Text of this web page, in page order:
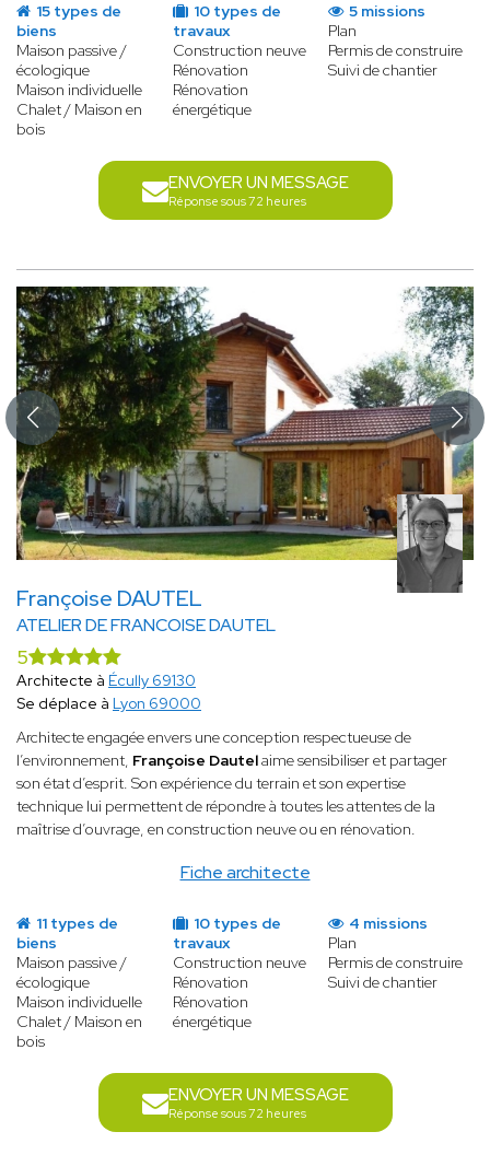
15 types de
biens
Maison passive /
écologique
Maison individuelle
Chalet / Maison en
bois
10 types de
travaux
Construction neuve
Rénovation
Rénovation
énergétique
5 missions
Plan
Permis de construire
Suivi de chantier
ENVOYER UN MESSAGE
Réponse sous 72 heures
Françoise DAUTEL
ATELIER DE FRANCOISE DAUTEL
Fiche architecte
5
Architecte à Écully 69130
Se déplace à Lyon 69000
Architecte engagée envers une conception respectueuse de
l’environnement, Françoise Dautelaime sensibiliser et partager
son état d’esprit. Son expérience du terrain et son expertise
technique lui permettent de répondre à toutes les attentes de la
maîtrise d’ouvrage, en construction neuve ou en rénovation.
11 types de
biens
Maison passive /
écologique
Maison individuelle
Chalet / Maison en
bois
10 types de
travaux
Construction neuve
Rénovation
Rénovation
énergétique
4 missions
Plan
Permis de construire
Suivi de chantier
ENVOYER UN MESSAGE
Réponse sous 72 heures